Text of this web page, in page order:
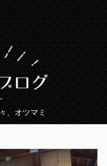
、オツマミ